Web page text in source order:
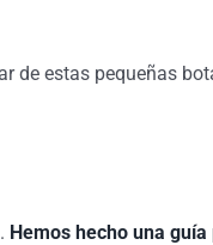
de estas pequeñas
Hemos hecho una